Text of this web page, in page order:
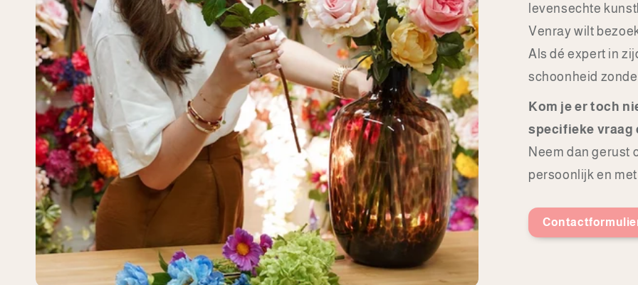
levensechte
Venray wilt
Als dé expert in
schoonheid
Kom je er toch
specifieke vraag
Neem dan gerust
persoonlijk en